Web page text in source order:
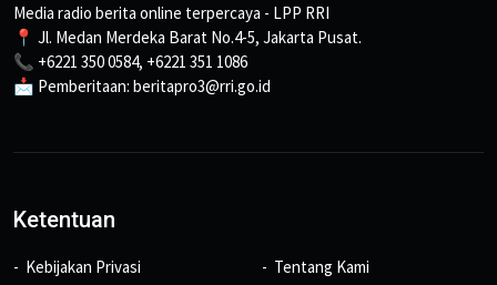
Media radio berita online terpercaya - LPP RRI
📍 Jl. Medan Merdeka Barat No.4-5, Jakarta Pusat.
📞 +6221 350 0584, +6221 351 1086
📩 Pemberitaan: beritapro3@rri.go.id
Ketentuan
Kebijakan Privasi
Tentang Kami